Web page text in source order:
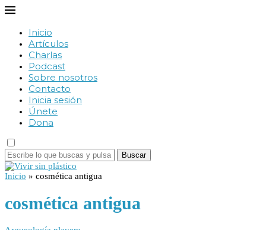
Inicio
Artículos
Charlas
Podcast
Sobre nosotros
Contacto
Inicia sesión
Únete
Dona
Buscar
Inicio » cosmética antigua
cosmética antigua